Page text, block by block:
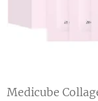
Medicube